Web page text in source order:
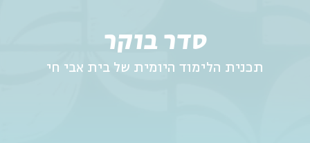
סדר בוקר
תכנית הלימוד היומית של בית אבי חי